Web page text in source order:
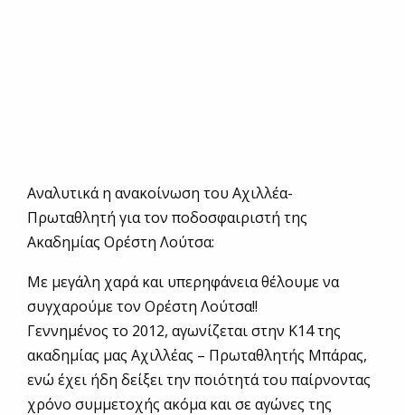
Αναλυτικά η ανακοίνωση του Αχιλλέα-
Πρωταθλητή για τον ποδοσφαιριστή της
Ακαδημίας Ορέστη Λούτσα:
Με μεγάλη χαρά και υπερηφάνεια θέλουμε να
συγχαρούμε τον Ορέστη Λούτσα!!
Γεννημένος το 2012, αγωνίζεται στην Κ14 της
ακαδημίας μας Αχιλλέας – Πρωταθλητής Μπάρας,
ενώ έχει ήδη δείξει την ποιότητά του παίρνοντας
χρόνο συμμετοχής ακόμα και σε αγώνες της